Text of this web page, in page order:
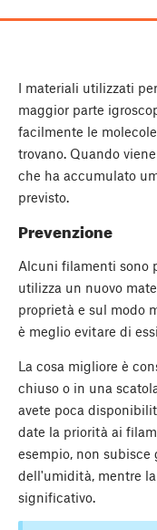
I materiali utilizzati
maggior parte
facilmente le
trovano. Quando
che ha accumulato
previsto.
Prevenzione
Alcuni filamenti sono
utilizza un nuovo
proprietà e sul modo
è meglio evitare di
La cosa migliore è
chiuso o in una
avete poca
date la priorità ai
esempio, non subisce
dell'umidità, mentre
significativo.